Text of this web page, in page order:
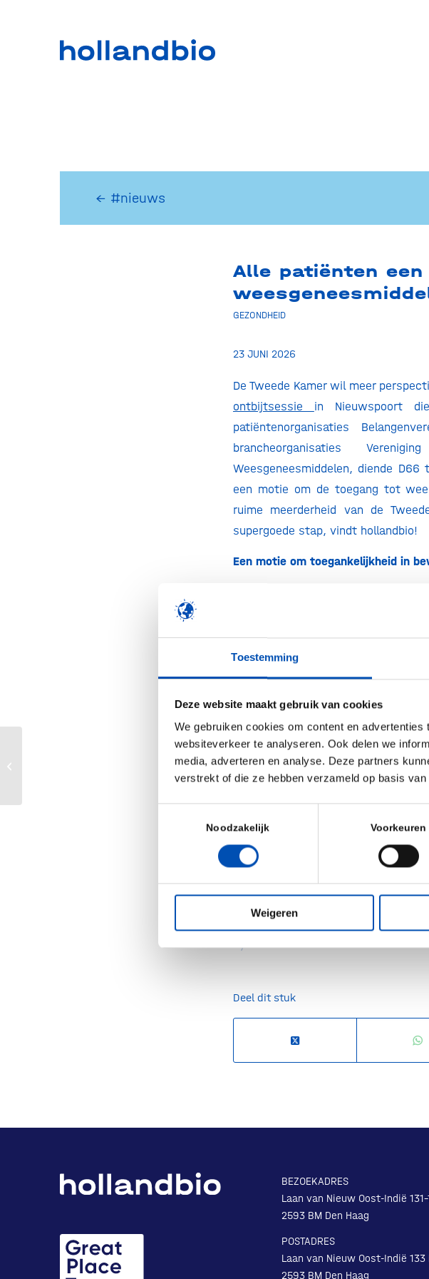
Toestemming
Deze website maakt gebruik van cookies
We gebruiken cookies om content en
websiteverkeer te analyseren. Ook delen we
media, adverteren en analyse. Deze partners
verstrekt of die ze hebben verzameld op basis
Noodzakelijk Voorkeuren
Weigeren
← #nieuws
Alle patiënten
GEZONDHEID
23 JUNI 2026
De Tweede Kamer wil meer
ontbijtsessie in Nieuwspoort
patiëntenorganisaties
brancheorganisaties
Weesgeneesmiddelen, diende D66
een motie om de toegang tot
ruime meerderheid van de
supergoede stap, vindt hollandbio!
Een motie om toegankelijkheid in
structureel te betrekken bij de
Protocolals bewezen model:
gebruik en gefaseerde
Ruim een miljoen patiënten,
Ruim een miljoen Nederlanders
alle weesgeneesmiddelen in
hollandbio blij dat de Kamer deze
maken van een oplossing. Het
Zorginstituut nu aan werkt, is dé
weesgeneesmiddelen in te
/
Deel dit stuk
BEZOEKADRES
Laan van Nieuw Oost-Indië 131-
2593 BM Den Haag
POSTADRES
Laan van Nieuw Oost-Indië 133
2593 BM Den Haag